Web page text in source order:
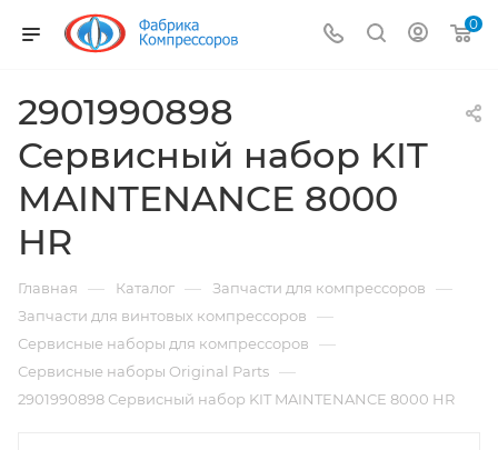
0
2901990898
Сервисный набор KIT
MAINTENANCE 8000
HR
Главная — Каталог — Запчасти для компрессоров —
Запчасти для винтовых компрессоров —
Сервисные наборы для компрессоров —
Сервисные наборы Original Parts —
2901990898 Сервисный набор KIT MAINTENANCE 8000 HR